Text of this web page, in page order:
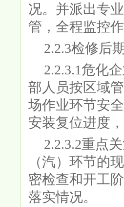
况。并派出专
管，全程监控
2.2.3检修后
2.2.3.1危化
部人员按区域
场作业环节安
安装复位进度
2.2.3.2重点
（汽）环节的
密检查和开工
落实情况。